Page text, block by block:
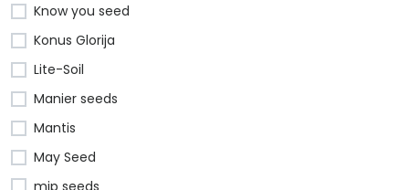
Know you seed
Konus Glorija
Lite-Soil
Manier seeds
Mantis
May Seed
mip seeds